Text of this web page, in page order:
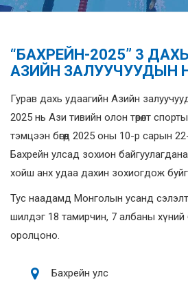
“БАХРЕЙН-2025” 3
АЗИЙН ЗАЛУУЧУУДЫН
Гурав дахь удаагийн Азийн
2025 нь Ази тивийн олон төрөлт
тэмцээн бөгөөд 2025 оны 10-р сарын
Бахрейн улсад зохион
хойш анх удаа дахин зохиогдож
Тус наадамд Монголын усанд
шилдэг 18 тамирчин, 7 албаны хүний
оролцоно.
Бахрейн улс